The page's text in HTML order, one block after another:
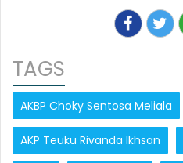
TAGS
AKBP Choky Sentosa Meliala
AKP Teuku Rivanda Ikhsan